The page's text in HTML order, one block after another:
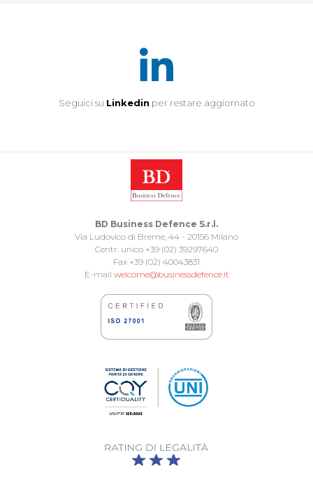
Seguici su Linkedin per restare aggiornato
BD Business Defence S.r.l.
Via Ludovico di Breme, 44 - 20156 Milano
Centr. unico +39 (02) 39297640
Fax +39 (02) 40043831
E-mail welcome@businessdefence.it